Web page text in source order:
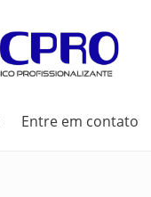
Entre em contato